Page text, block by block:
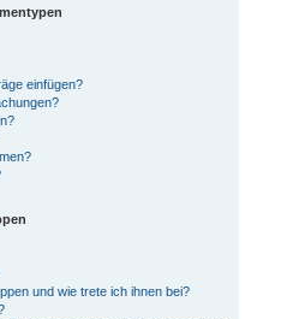
einfügen?
und wie trete ich ihnen bei?